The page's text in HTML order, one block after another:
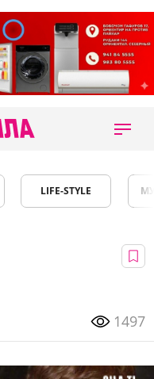
LIFE-STYLE
1497